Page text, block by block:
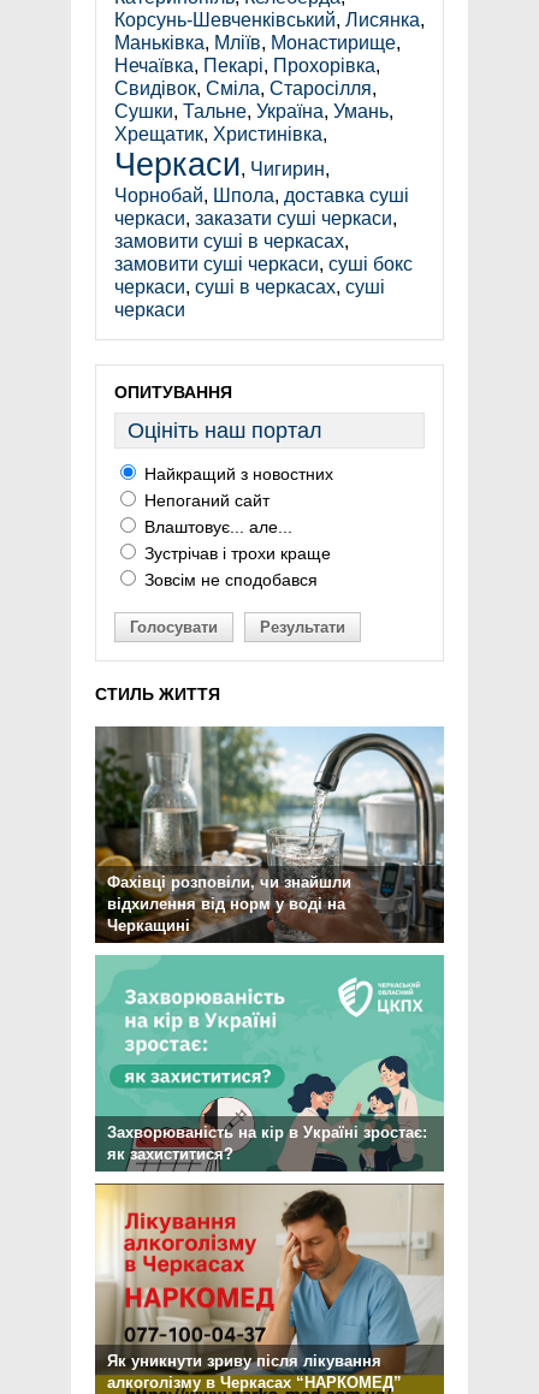
Корсунь-Шевченківський, Лисянка,
Маньківка, Мліїв, Монастирище,
Нечаївка, Пекарі, Прохорівка,
Свидівок, Сміла, Старосілля,
Сушки, Тальне, Україна, Умань,
Хрещатик, Христинівка,
Черкаси, Чигирин,
Чорнобай, Шпола, доставка суші
черкаси, заказати суші черкаси,
замовити суші в черкасах,
замовити суші черкаси, суші бокс
черкаси, суші в черкасах, суші
черкаси
ОПИТУВАННЯ
Оцініть наш портал
Найкращий з новостних
Непоганий сайт
Влаштовує... але...
Зустрічав і трохи краще
Зовсім не сподобався
Голосувати Результати
СТИЛЬ ЖИТТЯ
Фахівці розповіли, чи знайшли
відхилення від норм у воді на
Черкащині
Захворюваність на кір в Україні зростає:
як захиститися?
Як уникнути зриву після лікування
алкоголізму в Черкасах “НАРКОМЕД”